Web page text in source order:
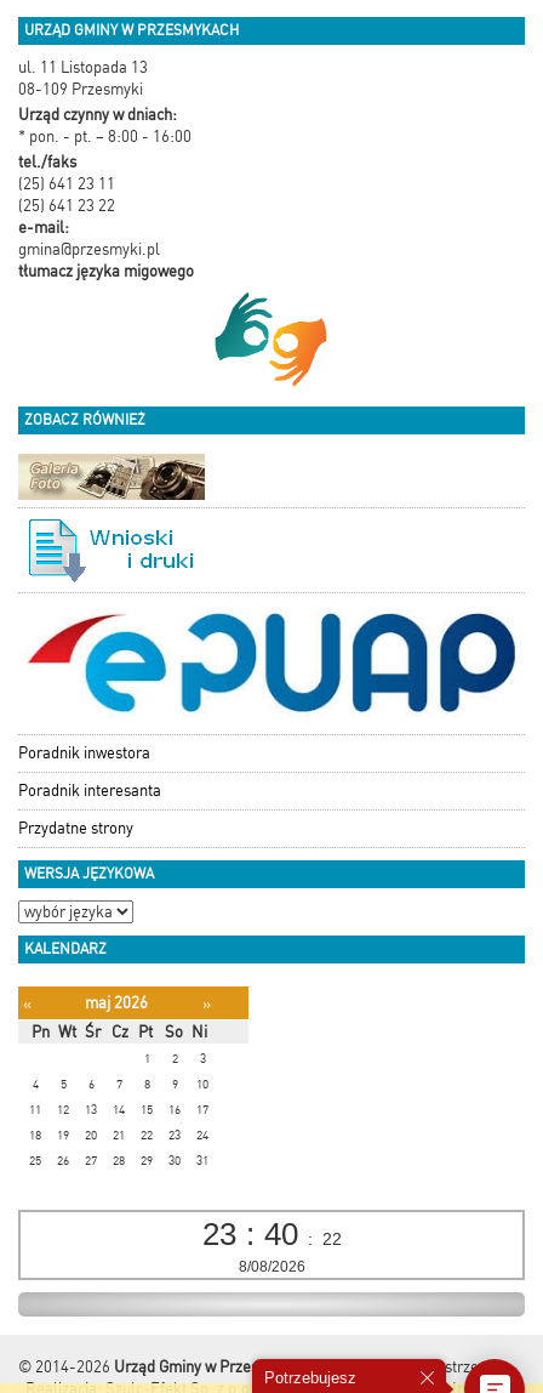
URZĄD GMINY W PRZESMYKACH
ul. 11 Listopada 13
08-109 Przesmyki
Urząd czynny w dniach:
* pon. - pt. – 8:00 - 16:00
tel./faks
(25) 641 23 11
(25) 641 23 22
e-mail:
gmina@przesmyki.pl
tłumacz języka migowego
ZOBACZ RÓWNIEŻ
Poradnik inwestora
Poradnik interesanta
Przydatne strony
WERSJA JĘZYKOWA
KALENDARZ
« maj 2026
»
Pn Wt Śr Cz Pt So Ni
1 2
3
4
5 6 7 8 9
10
11
12 13 14 15 16
17
18
19 20 21 22 23
24
25
26 27 28 29 30 31
23 : 40 : 23
8/08/2026
© 2014-2026 Urząd Gminy w Przesmykach
Wszelkie Prawa Zastrzeżone.
Realizacja:Szulc-Efekt Sp. z o.o. & www.gmina.pl Marcom Interactive
Potrzebujesz